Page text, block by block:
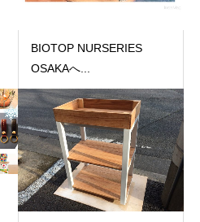
BIOTOP NURSERIES
OSAKAへ...